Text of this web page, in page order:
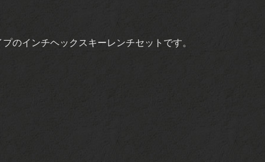
のインチヘックスキーレンチセットです。